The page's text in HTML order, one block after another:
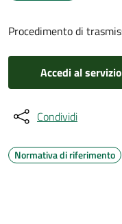
Procedimento di
Accedi al servizio
Condividi
Normativa di riferimento